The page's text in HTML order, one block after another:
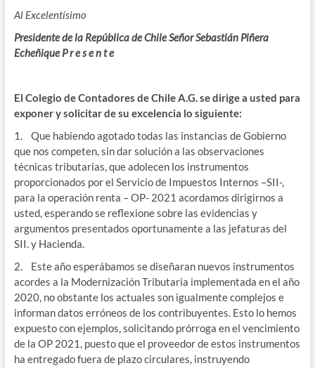
Al Excelentísimo
Presidente de la República de Chile Señor Sebastián Piñera
Echeñique P r e s e n t e
El Colegio de Contadores de Chile A.G. se dirige a usted para
exponer y solicitar de su excelencia lo siguiente:
1. Que habiendo agotado todas las instancias de Gobierno
que nos competen, sin dar solución a las observaciones
técnicas tributarias, que adolecen los instrumentos
proporcionados por el Servicio de Impuestos Internos –SII-,
para la operación renta – OP- 2021 acordamos dirigirnos a
usted, esperando se reflexione sobre las evidencias y
argumentos presentados oportunamente a las jefaturas del
SII. y Hacienda.
2. Este año esperábamos se diseñaran nuevos instrumentos
acordes a la Modernización Tributaria implementada en el año
2020, no obstante los actuales son igualmente complejos e
informan datos erróneos de los contribuyentes. Esto lo hemos
expuesto con ejemplos, solicitando prórroga en el vencimiento
de la OP 2021, puesto que el proveedor de estos instrumentos
ha entregado fuera de plazo circulares, instruyendo